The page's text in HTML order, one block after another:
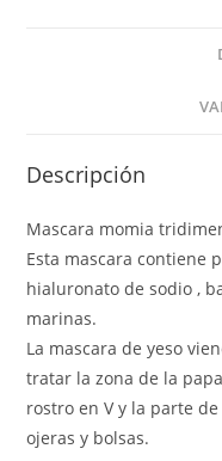
Descripción
Mascara momia
Esta mascara contiene
hialuronato de sodio ,
marinas.
La mascara de yeso
tratar la zona de la
rostro en V y la parte
ojeras y bolsas.